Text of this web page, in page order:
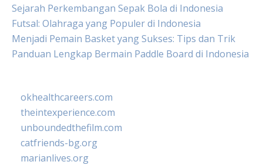
Sejarah Perkembangan Sepak Bola di Indonesia
Futsal: Olahraga yang Populer di Indonesia
Menjadi Pemain Basket yang Sukses: Tips dan Trik
Panduan Lengkap Bermain Paddle Board di Indonesia
okhealthcareers.com
theintexperience.com
unboundedthefilm.com
catfriends-bg.org
marianlives.org